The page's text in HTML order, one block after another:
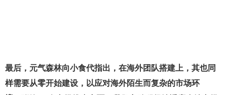
最后，元气森林向小食代指出，在海外团队搭建上，其也同
样需要从零开始建设，以应对海外陌生而复杂的市场环